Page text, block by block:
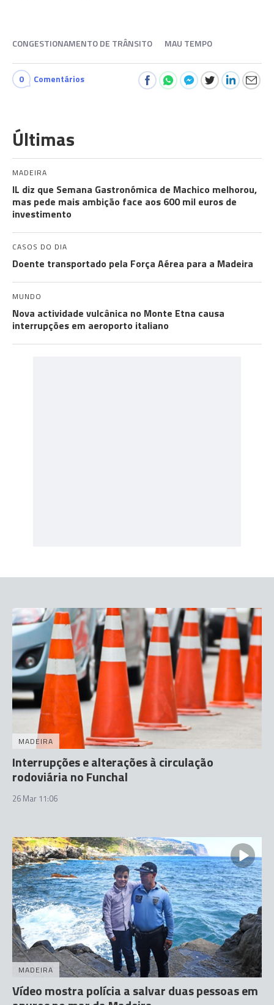
CONGESTIONAMENTO DE TRÂNSITO MAU TEMPO
0 Comentários
Últimas
MADEIRA
IL diz que Semana Gastronómica de Machico melhorou,
mas pede mais ambição face aos 600 mil euros de
investimento
CASOS DO DIA
Doente transportado pela Força Aérea para a Madeira
MUNDO
Nova actividade vulcânica no Monte Etna causa
interrupções em aeroporto italiano
MADEIRA
Interrupções e alterações à circulação
rodoviária no Funchal
26 Mar 11:06
MADEIRA
Vídeo mostra polícia a salvar duas pessoas em